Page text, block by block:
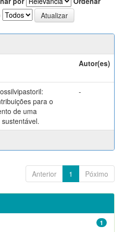
Autor(es)
para o
de uma
-
Anterior 1 Póximo
1